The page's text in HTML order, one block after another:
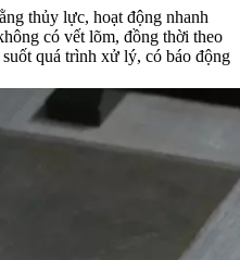
thủy lực, hoạt động nhanh
có vết lõm, đồng thời theo
quá trình xử lý, có báo động